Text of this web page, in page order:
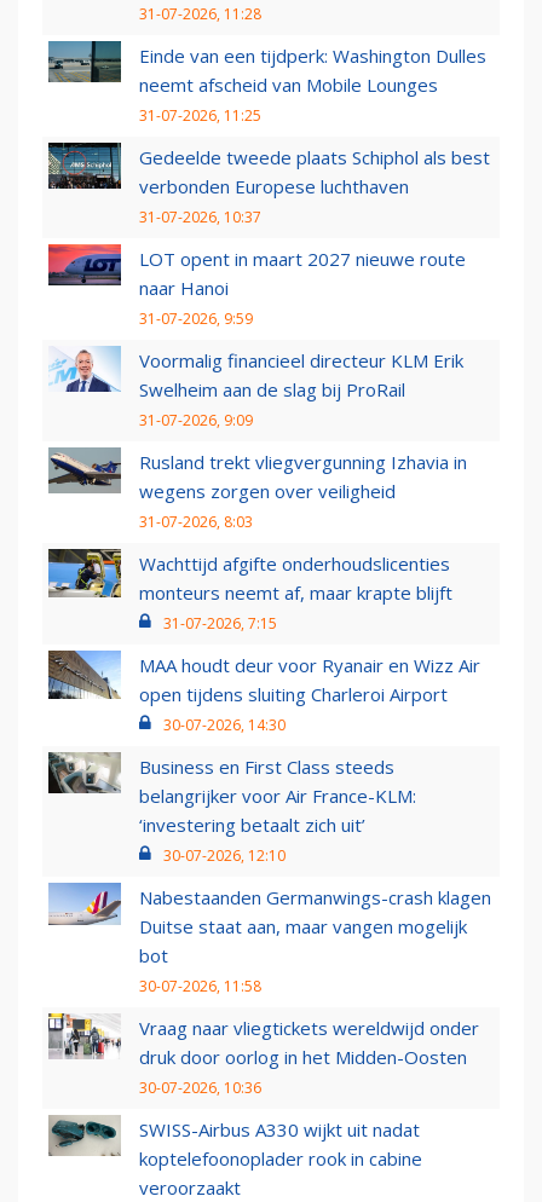
31-07-2026, 11:28
Einde van een tijdperk: Washington Dulles
neemt afscheid van Mobile Lounges
31-07-2026, 11:25
Gedeelde tweede plaats Schiphol als best
verbonden Europese luchthaven
31-07-2026, 10:37
LOT opent in maart 2027 nieuwe route
naar Hanoi
31-07-2026, 9:59
Voormalig financieel directeur KLM Erik
Swelheim aan de slag bij ProRail
31-07-2026, 9:09
Rusland trekt vliegvergunning Izhavia in
wegens zorgen over veiligheid
31-07-2026, 8:03
Wachttijd afgifte onderhoudslicenties
monteurs neemt af, maar krapte blijft
31-07-2026, 7:15
MAA houdt deur voor Ryanair en Wizz Air
open tijdens sluiting Charleroi Airport
30-07-2026, 14:30
Business en First Class steeds
belangrijker voor Air France-KLM:
‘investering betaalt zich uit’
30-07-2026, 12:10
Nabestaanden Germanwings-crash klagen
Duitse staat aan, maar vangen mogelijk
bot
30-07-2026, 11:58
Vraag naar vliegtickets wereldwijd onder
druk door oorlog in het Midden-Oosten
30-07-2026, 10:36
SWISS-Airbus A330 wijkt uit nadat
koptelefoonoplader rook in cabine
veroorzaakt